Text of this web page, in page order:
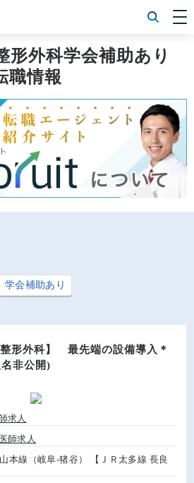
勤] 科目から探す
勤] 特徴から探す
勤] エリアから探す
常勤] 科目から探す
医師転職特集
Doctoruitについて
運営者情報
イバシーポリシー
形外科学会補助あり
職情報
学会補助あり
整形外科】 最先端の設備導入＊
非公開)
求人
師求人
本線（岐阜-猪谷） 【ＪＲ太多線 長良